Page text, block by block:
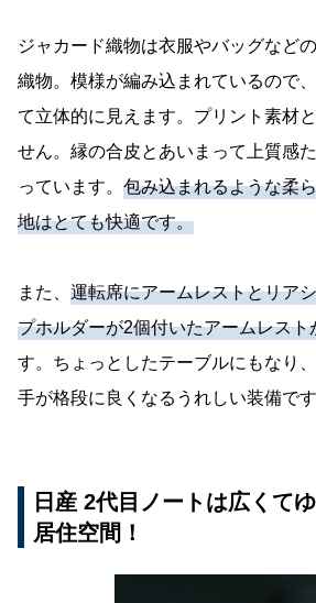
ジャカード織物は衣服やバッグなど
織物。模様が編み込まれているので
て立体的に見えます。プリント素材
せん。縁の合皮とあいまって上質感
っています。 包み込まれるような柔
地はとても快適です。
また、 運転席にアームレストとリア
プホルダーが2個付いたアームレスト
す。ちょっとしたテーブルにもなり
手が格段に良くなるうれしい装備です
日産 2代目ノートは広くて
居住空間！